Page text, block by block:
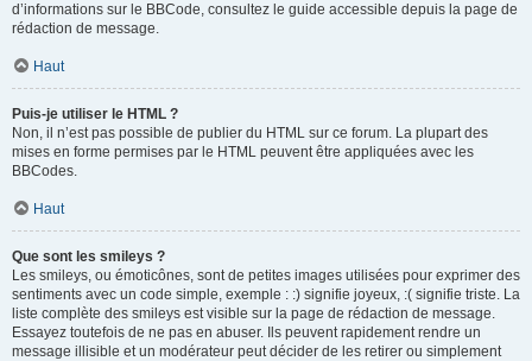
d’informations sur le BBCode, consultez le guide accessible depuis la page de
rédaction de message.
Haut
Puis-je utiliser le HTML ?
Non, il n’est pas possible de publier du HTML sur ce forum. La plupart des
mises en forme permises par le HTML peuvent être appliquées avec les
BBCodes.
Haut
Que sont les smileys ?
Les smileys, ou émoticônes, sont de petites images utilisées pour exprimer des
sentiments avec un code simple, exemple : :) signifie joyeux, :( signifie triste. La
liste complète des smileys est visible sur la page de rédaction de message.
Essayez toutefois de ne pas en abuser. Ils peuvent rapidement rendre un
message illisible et un modérateur peut décider de les retirer ou simplement